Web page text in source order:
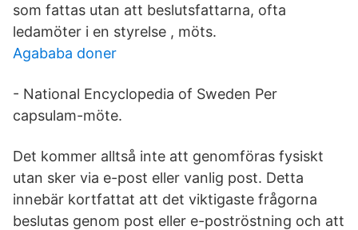
som fattas utan att beslutsfattarna, ofta
ledamöter i en styrelse , möts.
Agababa doner
- National Encyclopedia of Sweden Per
capsulam-möte.
Det kommer alltså inte att genomföras fysiskt
utan sker via e-post eller vanlig post. Detta
innebär kortfattat att det viktigaste frågorna
beslutas genom post eller e-poströstning och att